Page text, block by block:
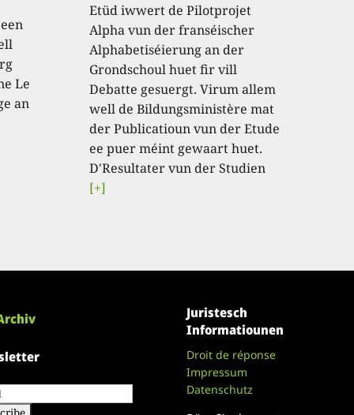
Le
an
Etüd iwwert de Pilotprojet
Alpha vun der franséischer
Alphabetiséierung an der
Grondschoul huet fir vill
Debatte gesuergt. Virum allem
well de Bildungsministère mat
der Publicatioun vun der Etude
ee puer méint gewaart huet.
D'Resultater vun der Studien
[+]
Juristesch
Informatiounen
Droit de réponse
Impressum
Datenschutz